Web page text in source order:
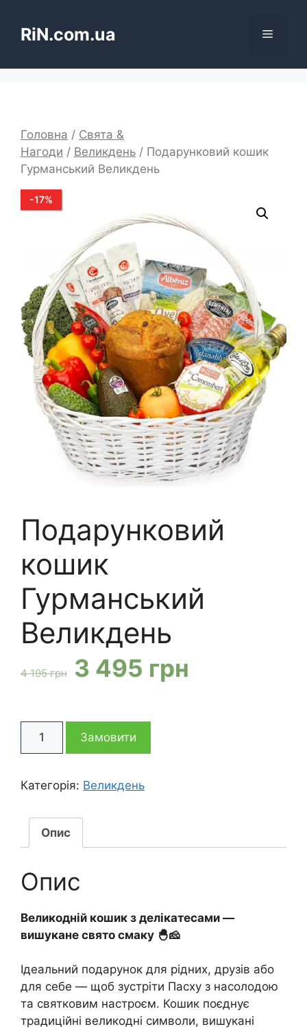
вмістуRiN.com.ua Меню
Головна / Свята &
Нагоди / Великдень / Подарунковий кошик
Гурманський Великдень
-17%
Подарунковий
кошик
Гурманський
Великдень
4 195грн
Оригінальна
4
195 грн
3 495 грн
Подарунковий
Великдень
Замовити
Категорія: Великдень
Опис
Опис
Великодній кошик з делікатесами —
вишукане свято смаку 🐣🧀
Ідеальний подарунок для рідних, друзів або
для себе — щоб зустріти Пасху з насолодою
та святковим настроєм. Кошик поєднує
традиційні великодні символи, вишукані